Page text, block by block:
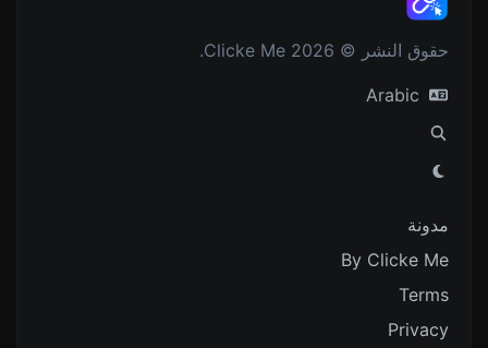
حقوق النشر © 2026 Clicke Me.
مدونة
By Clicke Me
Terms
Privacy